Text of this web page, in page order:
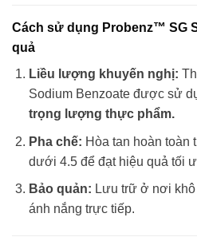
Cách sử dụng Probenz™ SG
quả
Liều lượng khuyến nghị:
Sodium Benzoate được sử
trọng lượng thực phẩm.
Pha chế: Hòa tan hoàn toàn
dưới 4.5 để đạt hiệu quả tối
Bảo quản: Lưu trữ ở nơi khô
ánh nắng trực tiếp.